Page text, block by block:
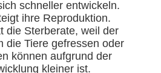
schneller entwickeln.
ihre Reproduktion.
die Sterberate, weil der
die Tiere gefressen oder
können aufgrund der
kleiner ist.